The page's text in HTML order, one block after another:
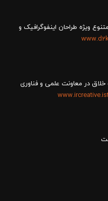
ویژه طراحان اینفوگرافیک و
در معاونت علمی و فناوری